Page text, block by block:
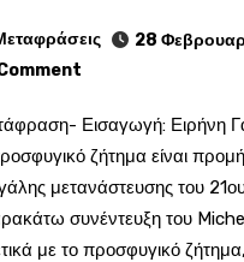
28
ζήτημα είναι
μετανάστευσης του
συνέντευξη του
με το προσφυγικό